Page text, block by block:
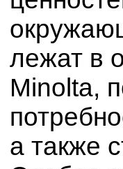
лежат в
Minolta,
а также